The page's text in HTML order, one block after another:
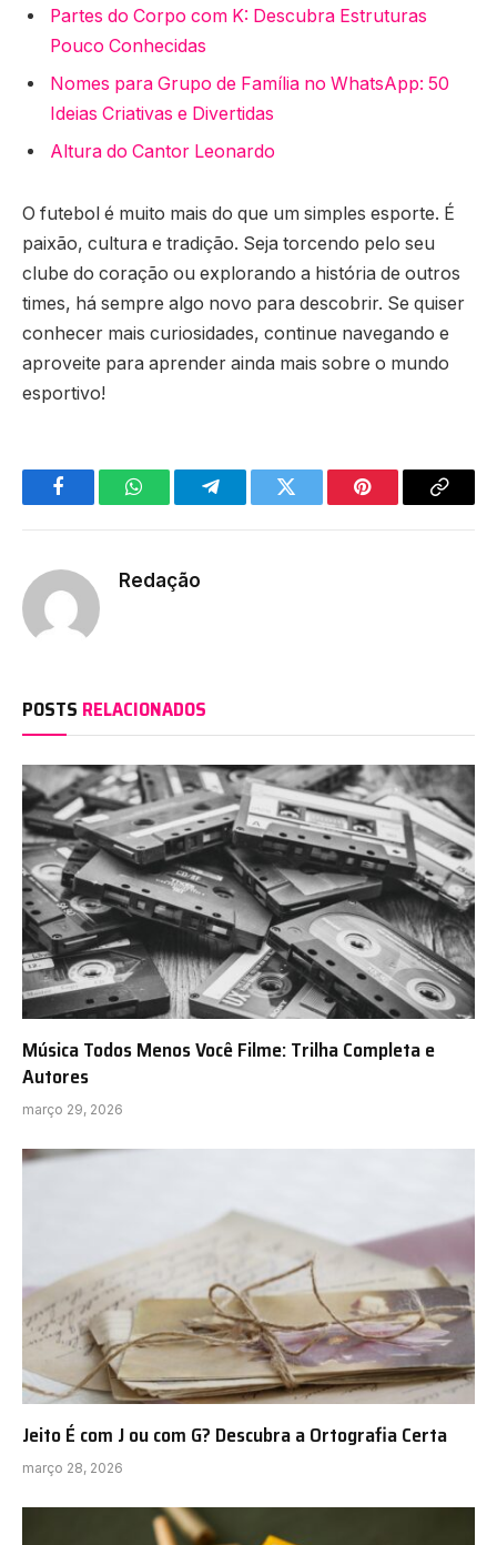
Partes do Corpo com K: Descubra Estruturas
Pouco Conhecidas
Nomes para Grupo de Família no WhatsApp: 50
Ideias Criativas e Divertidas
Altura do Cantor Leonardo
O futebol é muito mais do que um simples esporte. É
paixão, cultura e tradição. Seja torcendo pelo seu
clube do coração ou explorando a história de outros
times, há sempre algo novo para descobrir. Se quiser
conhecer mais curiosidades, continue navegando e
aproveite para aprender ainda mais sobre o mundo
esportivo!
FacebookWhatsAppTelegramTwitter Pinterest Copy
Redação
POSTS RELACIONADOS
Música Todos Menos Você Filme: Trilha Completa e
Autores
março 29, 2026
Jeito É com J ou com G? Descubra a Ortografia Certa
março 28, 2026